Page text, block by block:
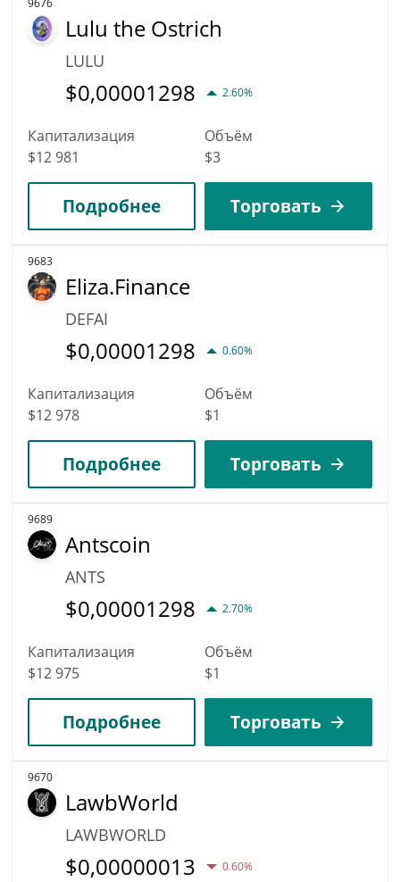
Lulu the Ostrich
LULU
$0,00001298 2.60%
Капитализация
$12 981
Объём
$3
Подробнее Торговать
9683
Eliza.Finance
DEFAI
$0,00001298 0.60%
Капитализация
$12 978
Объём
$1
Подробнее Торговать
9689
Antscoin
ANTS
$0,00001298 2.70%
Капитализация
$12 975
Объём
$1
Подробнее Торговать
9670
LawbWorld
LAWBWORLD
$0,00000013 0.60%